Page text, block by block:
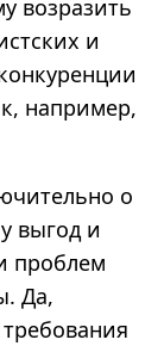
возразить
и
например,
о
выгод и
проблем
Да,